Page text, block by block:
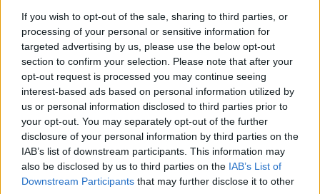
If you wish to opt-out of the sale, sharing to third parties, or
processing of your personal or sensitive information for
targeted advertising by us, please use the below opt-out
section to confirm your selection. Please note that after your
opt-out request is processed you may continue seeing
interest-based ads based on personal information utilized by
us or personal information disclosed to third parties prior to
your opt-out. You may separately opt-out of the further
disclosure of your personal information by third parties on the
IAB’s list of downstream participants. This information may
also be disclosed by us to third parties on the IAB’s List of
Downstream Participants that may further disclose it to other
Η μαγνητική τομογραφία βοηθά στην διαφορική
διάγνωση από απομυελινωτικές παθήσεις,
νωτιοπαρεγκεφαλιδικές εκφυλίσεις και
χωροκατακτητικές εξεργασίες.
Η διαφορική διάγνωση περιλαμβάνει καταστάσεις
που χαρακτηρίζονται από αύξηση του μυϊκού τόνου,
όπως είναι ο τέτανος, το παρανεοπλασματικό
υπερτονικό σύνδρομο, η μυοκλονική επιληψία, η
καθηλωτική μορφή της εγκεφαλομυελίτιδας, οι